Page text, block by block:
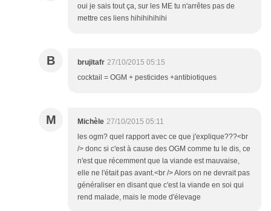
oui je sais tout ça, sur les ME tu n'arrêtes pas de
mettre ces liens hihihihihihi
B brujitafr 27/10/2015 05:15
cocktail = OGM + pesticides +antibiotiques
M Michèle 27/10/2015 05:11
les ogm? quel rapport avec ce que j'explique???<br
/> donc si c'est à cause des OGM comme tu le dis, ce
n'est que récemment que la viande est mauvaise,
elle ne l'était pas avant.<br /> Alors on ne devrait pas
généraliser en disant que c'est la viande en soi qui
rend malade, mais le mode d'élevage